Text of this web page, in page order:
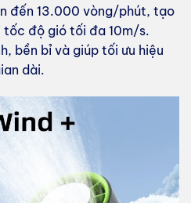
đến 13.000 vòng/phút, tạo
tốc độ gió tối đa 10m/s.
bền bỉ và giúp tối ưu hiệu
dài.